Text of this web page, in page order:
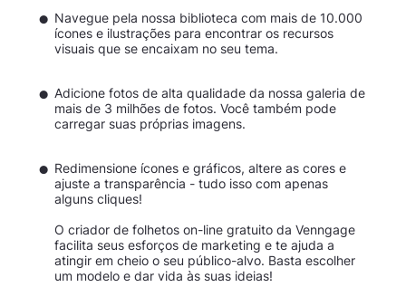
Navegue pela nossa biblioteca com mais de 10.000
ícones e ilustrações para encontrar os recursos
visuais que se encaixam no seu tema.
Adicione fotos de alta qualidade da nossa galeria de
mais de 3 milhões de fotos. Você também pode
carregar suas próprias imagens.
Redimensione ícones e gráficos, altere as cores e
ajuste a transparência - tudo isso com apenas
alguns cliques!
O criador de folhetos on-line gratuito da Venngage
facilita seus esforços de marketing e te ajuda a
atingir em cheio o seu público-alvo. Basta escolher
um modelo e dar vida às suas ideias!